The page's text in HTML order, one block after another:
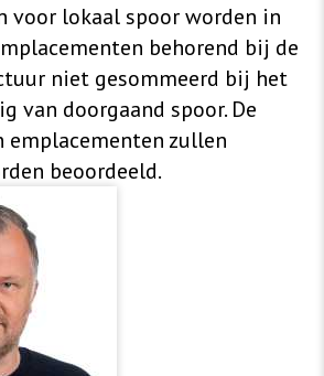
voor lokaal spoor worden in
behorend bij de
niet gesommeerd bij het
van doorgaand spoor. De
zullen
beoordeeld.